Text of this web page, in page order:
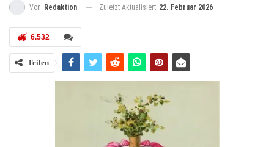
Von Redaktion Zuletzt Aktualisiert 22. Februar 2026
6.532
Teilen